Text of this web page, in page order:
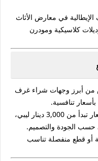
في معارض الأثاث
كلاسيكية ومودرن
من أبرز وجهات شراء غرف
تنافسية.
تبدأ من 3,000 دينار ليبي
،
حسب الجودة والتصميم.
أو قطع منفصلة تناسب